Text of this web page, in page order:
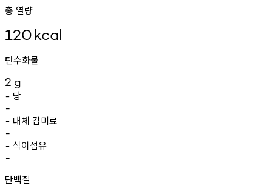
총 열량
120kcal
탄수화물
2 g
- 당
-
- 대체 감미료
-
- 식이섬유
-
단백질